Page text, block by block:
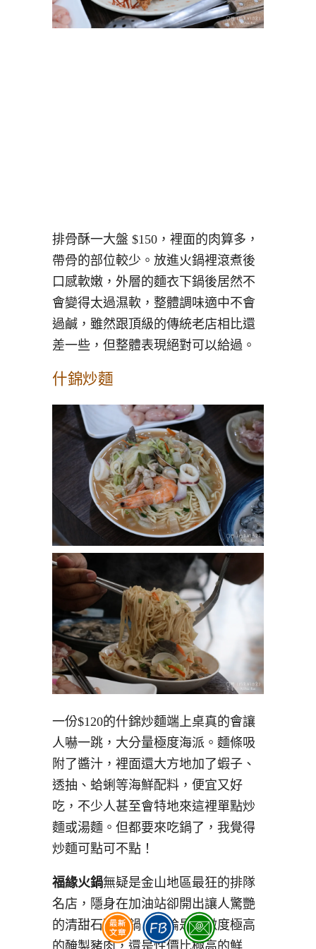
排骨酥一大盤 $150，裡面的肉算多，
帶骨的部位較少。放進火鍋裡滾煮後
口感軟嫩，外層的麵衣下鍋後居然不
會變得太過濕軟，整體調味適中不會
過鹹，雖然跟頂級的傳統老店相比還
差一些，但整體表現絕對可以給過。
什錦炒麵
一份$120的什錦炒麵端上桌真的會讓
人嚇一跳，大分量極度海派。麵條吸
附了醬汁，裡面還大方地加了蝦子、
透抽、蛤蜊等海鮮配料，便宜又好
吃，不少人甚至會特地來這裡單點炒
麵或湯麵。但都要來吃鍋了，我覺得
炒麵可點可不點！
福緣火鍋無疑是金山地區最狂的排隊
名店，隱身在加油站卻開出讓人驚艷
的清甜石頭火鍋。無論是軟嫩度極高